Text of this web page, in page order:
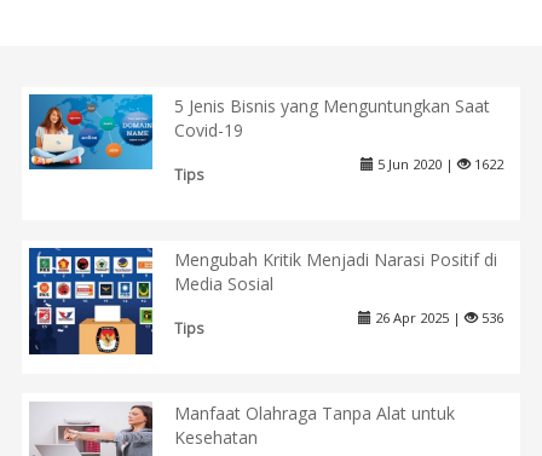
5 Jenis Bisnis yang Menguntungkan Saat
Covid-19
Tips
5 Jun 2020 | 1622
Mengubah Kritik Menjadi Narasi Positif di
Media Sosial
Tips
26 Apr 2025 | 536
Manfaat Olahraga Tanpa Alat untuk
Kesehatan